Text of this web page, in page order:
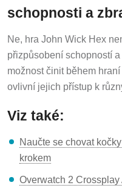
schopnosti a
Ne, hra John Wick Hex
přizpůsobení schopností
možnost činit během
ovlivní jejich přístup k
Viz také:
Naučte se chovat
krokem
Overwatch 2